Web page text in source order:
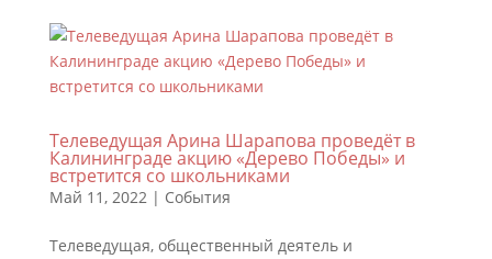
Телеведущая Арина Шарапова проведёт в
Калининграде акцию «Дерево Победы» и
встретится со школьниками
Май 11, 2022| События
Телеведущая, общественный деятель и